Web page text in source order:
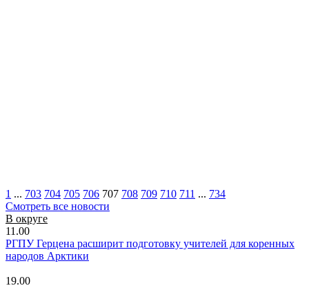
1 ... 703 704 705 706 707 708 709 710 711 ... 734
Смотреть все новости
В округе
11.00
РГПУ Герцена расширит подготовку учителей для коренных
народов Арктики
19.00